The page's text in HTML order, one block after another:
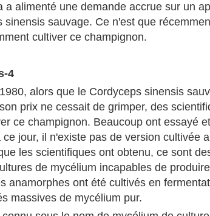
a alimenté une demande accrue sur un
sinensis sauvage. Ce n'est que
cultiver ce champignon.
4
alors que le Cordyceps sinensis
prix ne cessait de grimper, des
ce champignon. Beaucoup ont essayé
jour, il n'existe pas de version cultivée
les scientifiques ont obtenu, ce sont
de mycélium incapables de
anamorphes ont été cultivés en
massives de mycélium pur.